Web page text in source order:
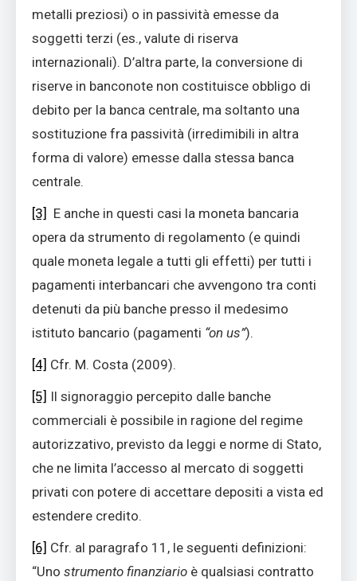
metalli preziosi) o in passività emesse da
soggetti terzi (es., valute di riserva
internazionali). D’altra parte, la conversione di
riserve in banconote non costituisce obbligo di
debito per la banca centrale, ma soltanto una
sostituzione fra passività (irredimibili in altra
forma di valore) emesse dalla stessa banca
centrale.
[3] E anche in questi casi la moneta bancaria
opera da strumento di regolamento (e quindi
quale moneta legale a tutti gli effetti) per tutti i
pagamenti interbancari che avvengono tra conti
detenuti da più banche presso il medesimo
istituto bancario (pagamenti “on us”).
[4] Cfr. M. Costa (2009).
[5] Il signoraggio percepito dalle banche
commerciali è possibile in ragione del regime
autorizzativo, previsto da leggi e norme di Stato,
che ne limita l’accesso al mercato di soggetti
privati con potere di accettare depositi a vista ed
estendere credito.
[6] Cfr. al paragrafo 11, le seguenti definizioni:
“Uno strumento finanziario è qualsiasi contratto